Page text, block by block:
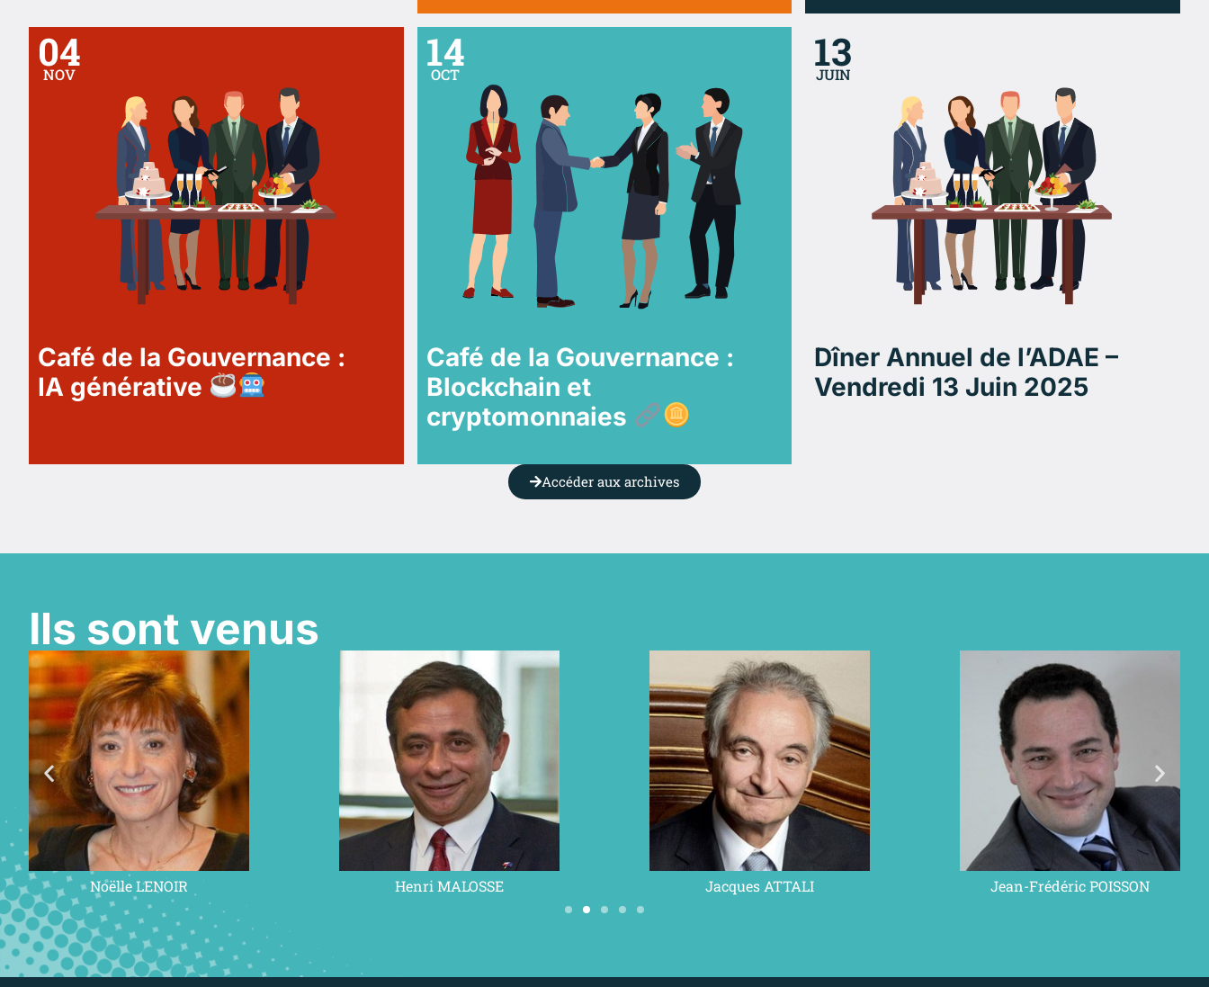
04
NOV
Café de la Gouvernance :
IA générative
14
OCT
Café de la Gouvernance :
Blockchain et
cryptomonnaies
13
JUIN
Dîner Annuel de l’ADAE –
Vendredi 13 Juin 2025
Accéder aux archives
Ils sont venus
Noëlle LENOIR Henri MALOSSE Jacques ATTALI Jean-Frédéric POISSON